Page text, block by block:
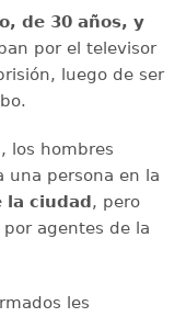
de 30 años, y
por el televisor
luego de ser
los hombres
una persona en la
la ciudad, pero
agentes de la
les